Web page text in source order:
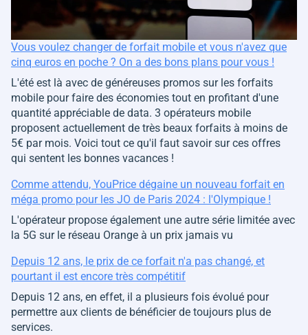
Vous voulez changer de forfait mobile et vous n'avez que
cinq euros en poche ? On a des bons plans pour vous !
L'été est là avec de généreuses promos sur les forfaits
mobile pour faire des économies tout en profitant d'une
quantité appréciable de data. 3 opérateurs mobile
proposent actuellement de très beaux forfaits à moins de
5€ par mois. Voici tout ce qu'il faut savoir sur ces offres
qui sentent les bonnes vacances !
Comme attendu, YouPrice dégaine un nouveau forfait en
méga promo pour les JO de Paris 2024 : l'Olympique !
L'opérateur propose également une autre série limitée avec
la 5G sur le réseau Orange à un prix jamais vu
Depuis 12 ans, le prix de ce forfait n'a pas changé, et
pourtant il est encore très compétitif
Depuis 12 ans, en effet, il a plusieurs fois évolué pour
permettre aux clients de bénéficier de toujours plus de
services.